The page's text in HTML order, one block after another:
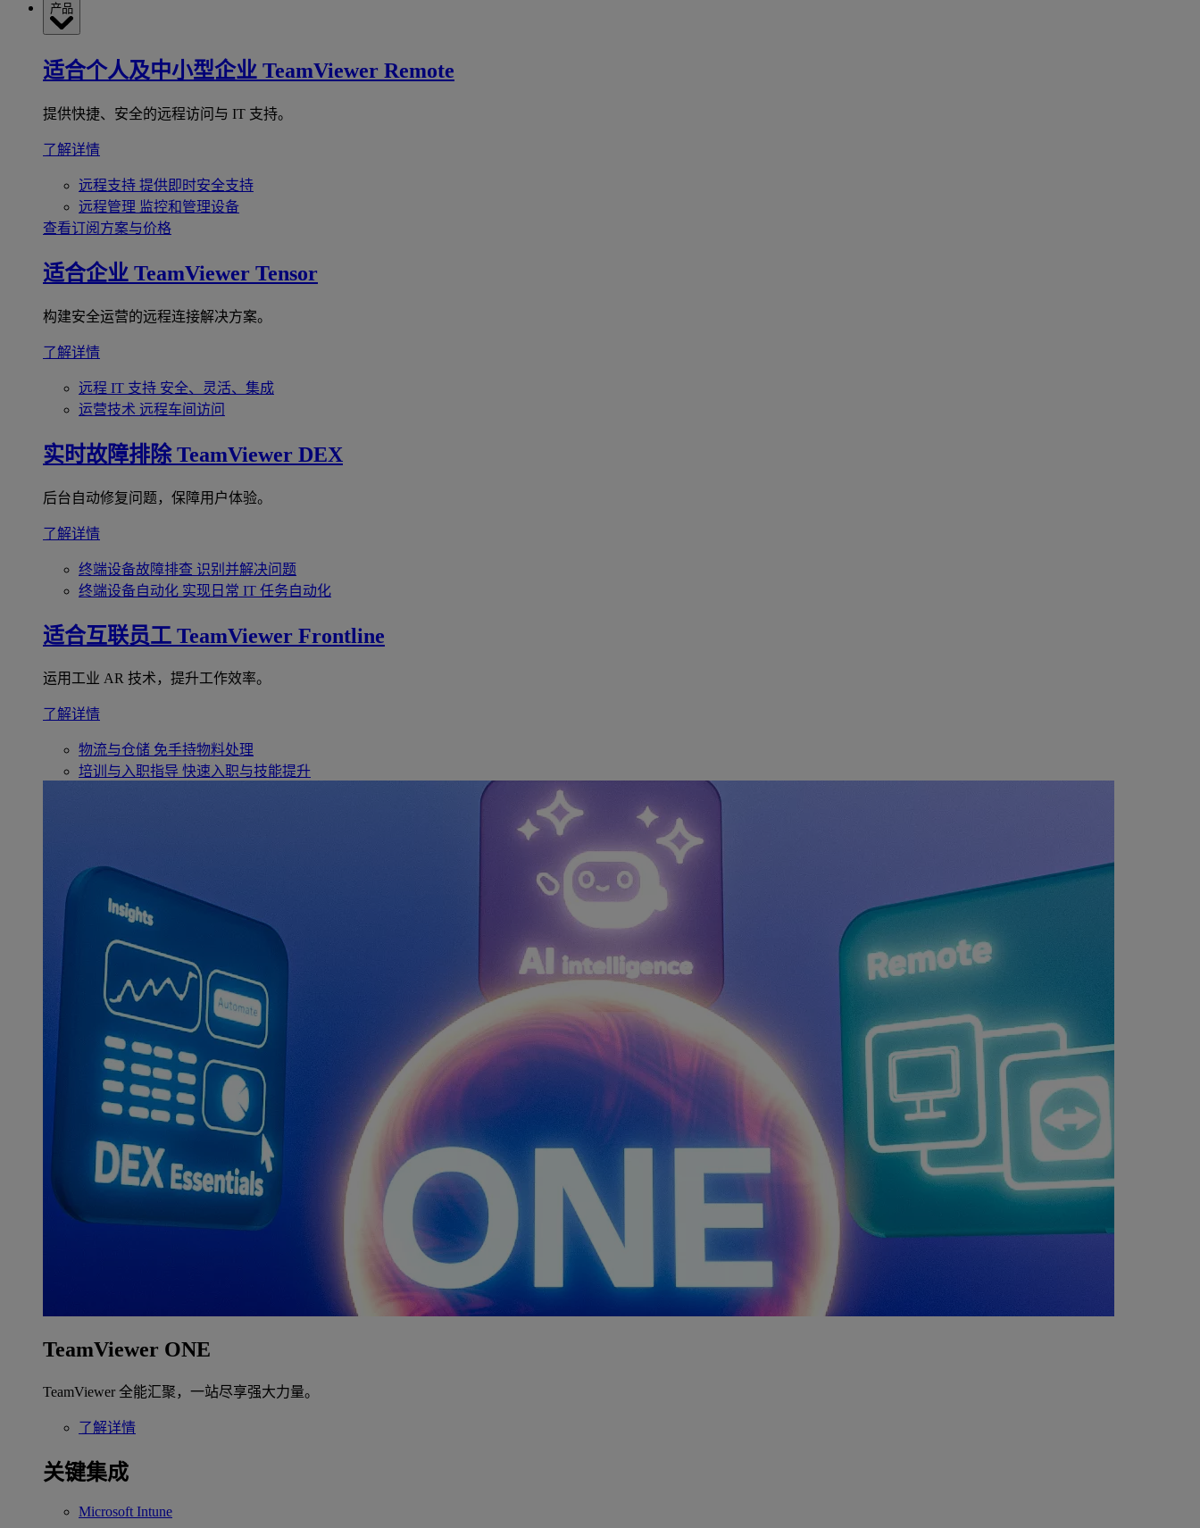
产品
适合个人及中小型企业 TeamViewer Remote
提供快捷、安全的远程访问与 IT 支持。
了解详情
远程支持 提供即时安全支持
远程管理 监控和管理设备
查看订阅方案与价格
适合企业 TeamViewer Tensor
构建安全运营的远程连接解决方案。
了解详情
远程 IT 支持 安全、灵活、集成
运营技术 远程车间访问
实时故障排除 TeamViewer DEX
后台自动修复问题，保障用户体验。
了解详情
终端设备故障排查 识别并解决问题
终端设备自动化 实现日常 IT 任务自动化
适合互联员工 TeamViewer Frontline
运用工业 AR 技术，提升工作效率。
了解详情
物流与仓储 免手持物料处理
培训与入职指导 快速入职与技能提升
TeamViewer ONE
TeamViewer 全能汇聚，一站尽享强大力量。
了解详情
关键集成
Microsoft Intune